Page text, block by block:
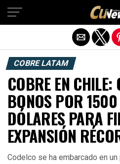
COBRE LATAM
COBRE EN CHILE:
BONOS POR
DÓLARES PARA
EXPANSIÓN
Codelco se ha embarcado en
Exit mobile